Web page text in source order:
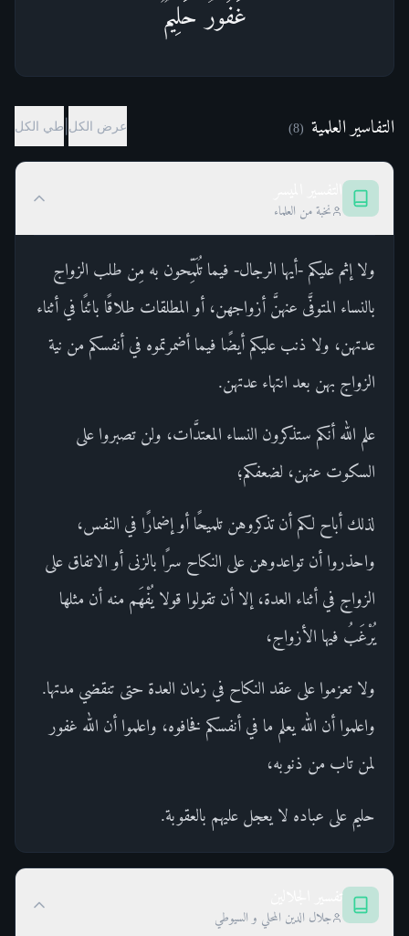
غَفُورٌ حَلِیمࣱ
التفاسير العلمية (
8
) عرض الكل طي الكل
نخبة من العلماء
ولا إثم عليكم -أيها الرجال- فيما تُلَمِّحون به مِن طلب الزواج
بالنساء المتوفَّى عنهنَّ أزواجهن، أو المطلقات طلاقًا بائنًا في أثناء
عدتهن، ولا ذنب عليكم أيضًا فيما أضمرتموه في أنفسكم من نية
الزواج بهن بعد انتهاء عدتهن.
علم الله أنكم ستذكرون النساء المعتدَّات، ولن تصبروا على
السكوت عنهن، لضعفكم؛
لذلك أباح لكم أن تذكروهن تلميحًا أو إضمارًا في النفس،
واحذروا أن تواعدوهن على النكاح سرًا بالزنى أو الاتفاق على
الزواج في أثناء العدة، إلا أن تقولوا قولا يُفْهَم منه أن مثلها
يُرْغَبُ فيها الأزواج،
ولا تعزموا على عقد النكاح في زمان العدة حتى تنقضي مدتها.
واعلموا أن الله يعلم ما في أنفسكم فخافوه، واعلموا أن الله غفور
لمن تاب من ذنوبه،
حليم على عباده لا يعجل عليهم بالعقوبة.
جلال الدين المحلي و السيوطي